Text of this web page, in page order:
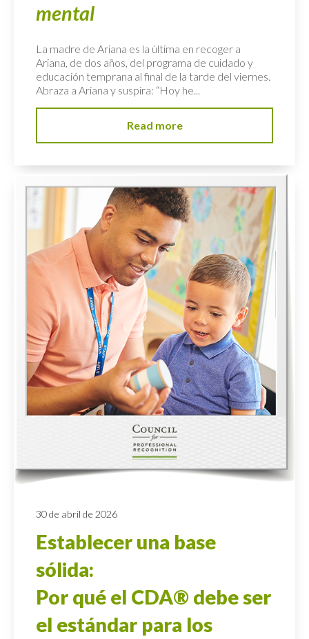
mental
La madre de Ariana es la última en recoger a
Ariana, de dos años, del programa de cuidado y
educación temprana al final de la tarde del viernes.
Abraza a Ariana y suspira: “Hoy he...
Read more
30 de abril de 2026
Establecer una base
sólida:
Por qué el CDA® debe ser
el estándar para los